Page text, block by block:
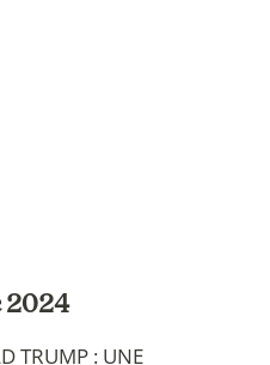
2024
TRUMP : UNE